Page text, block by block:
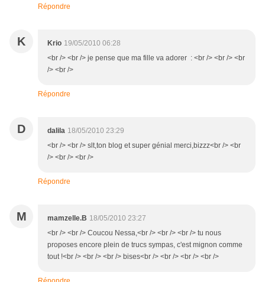
Répondre
K Krio 19/05/2010 06:28
<br /> <br /> je pense que ma fille va adorer : <br /> <br /> <br
/> <br />
Répondre
D dalila 18/05/2010 23:29
<br /> <br /> slt,ton blog et super génial merci,bizzz<br /> <br
/> <br /> <br />
Répondre
M mamzelle.B 18/05/2010 23:27
<br /> <br /> Coucou Nessa,<br /> <br /> <br /> tu nous
proposes encore plein de trucs sympas, c'est mignon comme
tout !<br /> <br /> <br /> bises<br /> <br /> <br /> <br />